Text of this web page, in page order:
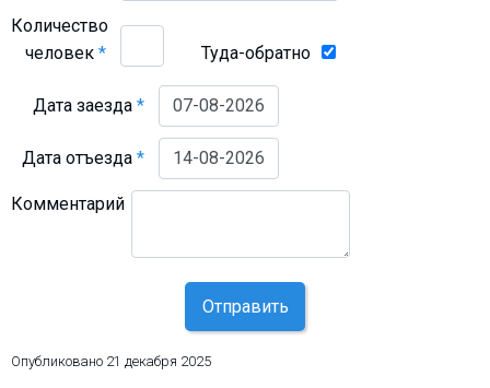
Количество
человек* Туда-обратно
Дата заезда*
Дата отъезда*
Комментарий
Отправить
Опубликовано 21 декабря 2025